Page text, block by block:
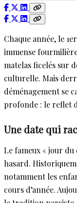
Chaque année, le
immense
matelas ficelés sur
culturelle. Mais
déménagement se
profonde : le reflet
Une date qui
Le fameux « jour du
hasard.
notamment les
cours d’année.